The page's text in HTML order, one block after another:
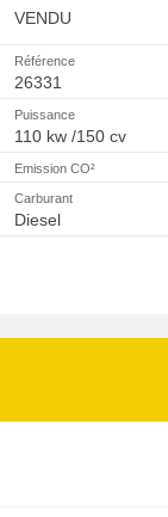
VENDU
Référence
26331
Puissance
110 kw /150 cv
Emission CO²
Carburant
Diesel